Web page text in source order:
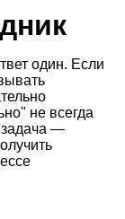
один. Если
не всегда
задача —